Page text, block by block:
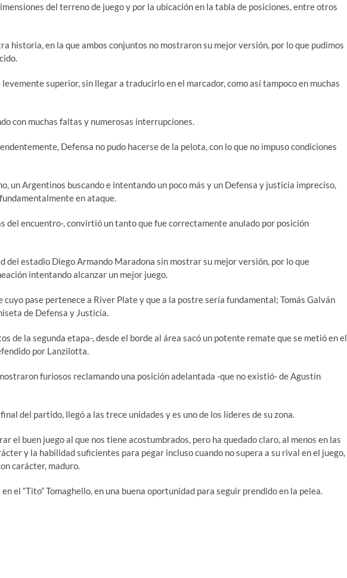
del terreno de juego y por la ubicación en la tabla de posiciones, entre otros
historia, en la que ambos conjuntos no mostraron su mejor versión, por lo que pudimos
superior, sin llegar a traducirlo en el marcador, como así tampoco en muchas
con muchas faltas y numerosas interrupciones.
Defensa no pudo hacerse de la pelota, con lo que no impuso condiciones
un Argentinos buscando e intentando un poco más y un Defensa y justicia impreciso,
en ataque.
del encuentro-, convirtió un tanto que fue correctamente anulado por posición
del estadio Diego Armando Maradona sin mostrar su mejor versión, por lo que
intentando alcanzar un mejor juego.
cuyo pase pertenece a River Plate y que a la postre sería fundamental; Tomás Galván
de Defensa y Justicia.
de la segunda etapa-, desde el borde al área sacó un potente remate que se metió en el
por Lanzilotta.
furiosos reclamando una posición adelantada -que no existió- de Agustín
del partido, llegó a las trece unidades y es uno de los líderes de su zona.
el buen juego al que nos tiene acostumbrados, pero ha quedado claro, al menos en las
y la habilidad suficientes para pegar incluso cuando no supera a su rival en el juego,
carácter, maduro.
el “Tito” Tomaghello, en una buena oportunidad para seguir prendido en la pelea.